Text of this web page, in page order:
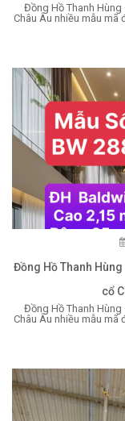
Đồng Hồ Thanh
Châu Âu nhiều mẫu mã
Đồng Hồ Thanh
cổ
Đồng Hồ Thanh
Châu Âu nhiều mẫu mã